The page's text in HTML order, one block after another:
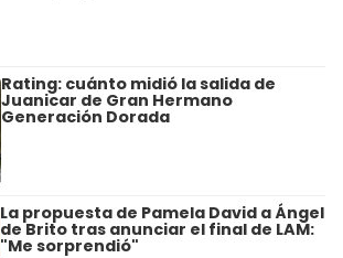
Rating: cuánto midió la salida de
Juanicar de Gran Hermano
Generación Dorada
La propuesta de Pamela David a Ángel
de Brito tras anunciar el final de LAM:
"Me sorprendió"